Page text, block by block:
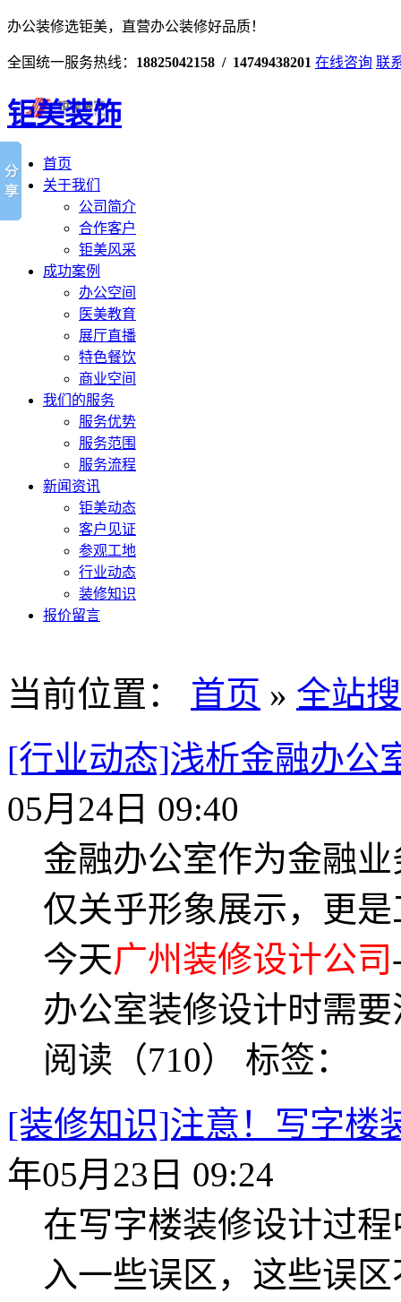
办公装修选钜美，直营办公装修好品质！
全国统一服务热线： 18825042158 / 14749438201 在线咨询 联
钜美装饰
首页
关于我们
公司简介
合作客户
钜美风采
成功案例
办公空间
医美教育
展厅直播
特色餐饮
商业空间
我们的服务
服务优势
服务范围
服务流程
新闻资讯
钜美动态
客户见证
参观工地
行业动态
装修知识
报价留言
当前位置： 首页 » 全站
[行业动态]浅析金融办公
05月24日 09:40
金融办公室作为金融
仅关乎形象展示，更
今天广州装修设计公司
办公室装修设计时需
阅读（710） 标签：
[装修知识]注意！写字楼
年05月23日 09:24
在写字楼装修设计过
入一些误区，这些误